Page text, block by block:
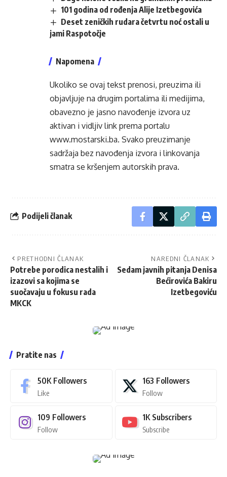
101 godina od rođenja Alije Izetbegovića
Deset zeničkih rudara četvrtu noć ostali u
jami Raspotočje
Napomena
Ukoliko se ovaj tekst prenosi, preuzima ili
objavljuje na drugim portalima ili medijima,
obavezno je jasno navođenje izvora uz
aktivan i vidljiv link prema portalu
www.mostarski.ba. Svako preuzimanje
sadržaja bez navođenja izvora i linkovanja
smatra se kršenjem autorskih prava.
Podijeli članak
PRETHODNI ČLANAK
Potrebe porodica nestalih i
izazovi sa kojima se
suočavaju u fokusu rada
MKCK
NAREDNI ČLANAK
Sedam javnih pitanja Denisa
Bećirovića Bakiru
Izetbegoviću
Pratite nas
50K Followers
Like
163 Followers
Follow
109 Followers
Follow
1K Subscribers
Subscribe